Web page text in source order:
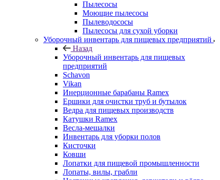
Пылесосы
Моющие пылесосы
Пылеводососы
Пылесосы для сухой уборки
Уборочный инвентарь для пищевых предприятий
Назад
Уборочный инвентарь для пищевых
предприятий
Schavon
Vikan
Инерционные барабаны Ramex
Ершики для очистки труб и бутылок
Ведра для пищевых производств
Катушки Ramex
Весла-мешалки
Инвентарь для уборки полов
Кисточки
Ковши
Лопатки для пищевой промышленности
Лопаты, вилы, грабли